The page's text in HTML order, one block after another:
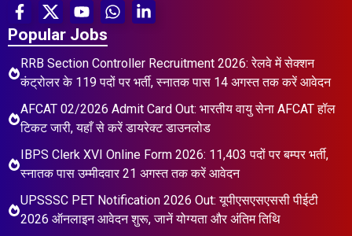
Popular Jobs
RRB Section Controller Recruitment 2026: रेलवे में सेक्शन
कंट्रोलर के 119 पदों पर भर्ती, स्नातक पास 14 अगस्त तक करें आवेदन
AFCAT 02/2026 Admit Card Out: भारतीय वायु सेना AFCAT हॉल
टिकट जारी, यहाँ से करें डायरेक्ट डाउनलोड
IBPS Clerk XVI Online Form 2026: 11,403 पदों पर बम्पर भर्ती,
स्नातक पास उम्मीदवार 21 अगस्त तक करें आवेदन
UPSSSC PET Notification 2026 Out: यूपीएसएसएससी पीईटी
2026 ऑनलाइन आवेदन शुरू, जानें योग्यता और अंतिम तिथि